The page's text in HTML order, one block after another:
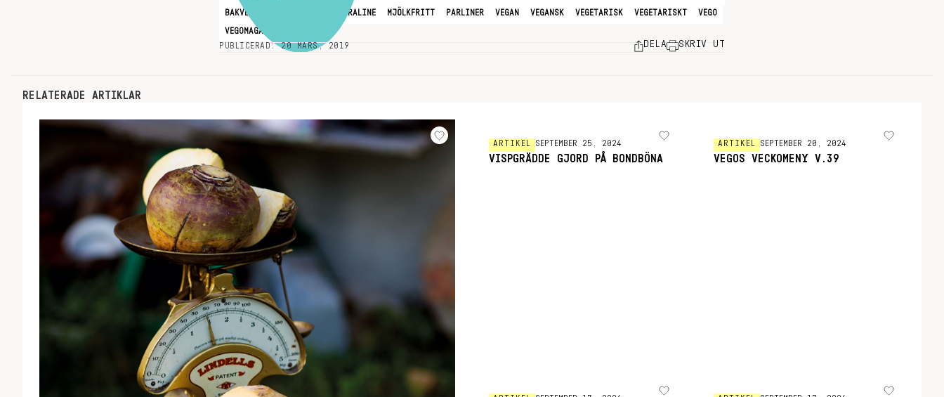
BAKVERK GREEN PRALINE MJÖLKFRITT PARLINER VEGAN VEGANSK VEGETARISK VEGETARISKT VEGO
VEGOMAGASINET
PUBLICERAD: 20 MARS, 2019
DELA SKRIV UT
RELATERADE ARTIKLAR
ARTIKEL SEPTEMBER 25, 2024
VISPGRÄDDE GJORD PÅ BONDBÖNA
ARTIKEL SEPTEMBER 20, 2024
VEGOS VECKOMENY V.39